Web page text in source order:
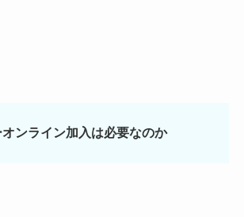
ンライン加入は必要なのか